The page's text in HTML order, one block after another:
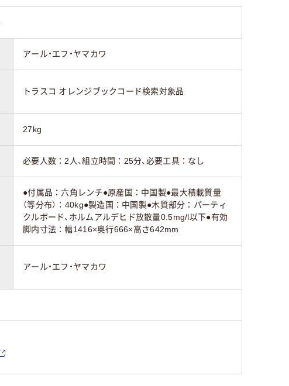
アール・エフ・ヤマカワ
トラスコ オレンジブックコード検索対象品
27kg
必要人数：2人、組立時間：25分、必要工具：なし
●付属品：六角レンチ●原産国：中国製●最大積載質量
（等分布）：40kg●製造国：中国製●木質部分：パーティ
クルボード、ホルムアルデヒド放散量0.5mg/l以下●有効
脚内寸法：幅1416×奥行666×高さ642mm
アール・エフ・ヤマカワ